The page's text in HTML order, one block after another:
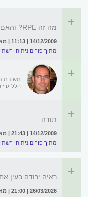
מה זה RPE? והאם ישנו טיפול לזה?
14/12/2009 | 11:13 | מאת: nina
מתוך פורום ניתוחי
תשובת
הלל
תודה
14/12/2009 | 21:43 | מאת: nina
מתוך פורום ניתוחי
ראיה ירודה בעין
26/03/2026 | 21:00 | מאת: סייעת בגן ילדות